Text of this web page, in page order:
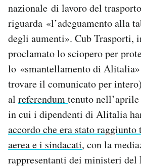
nazionale di lavoro del
riguarda «l’adeguamento alla
degli aumenti». Cub Trasporti,
proclamato lo sciopero per
lo «smantellamento di
trovare il comunicato per
al referendumtenuto
in cui i dipendenti di Alitalia
accordo che era stato
aerea e i sindacati, con la
rappresentanti dei ministeri del